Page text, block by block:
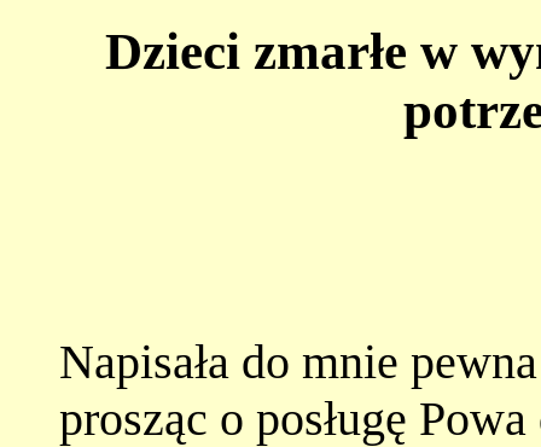
Dzieci zmarłe w
Napisała do mnie
prosząc o posługę